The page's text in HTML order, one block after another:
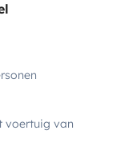
voertuig van